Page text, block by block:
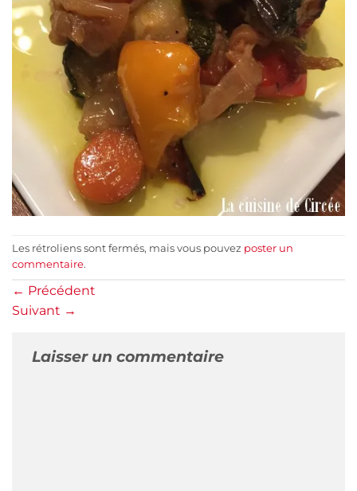
Les rétroliens sont fermés, mais vous pouvez poster un
commentaire.
← Précédent
Suivant →
Laisser un commentaire